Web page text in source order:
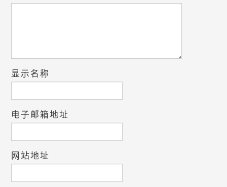
显示名称
电子邮箱地址
网站地址